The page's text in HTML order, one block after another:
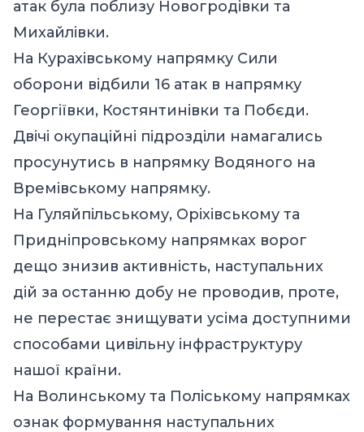
атак була поблизу Новогродівки та
Михайлівки.
На Курахівському напрямку Сили
оборони відбили 16 атак в напрямку
Георгіївки, Костянтинівки та Побєди.
Двічі окупаційні підрозділи намагались
просунутись в напрямку Водяного на
Времівському напрямку.
На Гуляйпільському, Оріхівському та
Придніпровському напрямках ворог
дещо знизив активність, наступальних
дій за останню добу не проводив, проте,
не перестає знищувати усіма доступними
способами цивільну інфраструктуру
нашої країни.
На Волинському та Поліському напрямках
ознак формування наступальних